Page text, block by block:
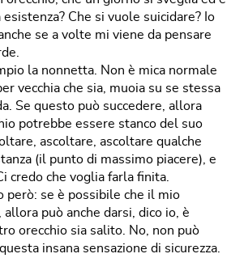
Che si vuole suicidare? Io
se a volte mi viene da pensare
la nonnetta. Non è mica normale
vecchia che sia, muoia su se stessa
Se questo può succedere, allora
potrebbe essere stanco del suo
ascoltare, ascoltare qualche
(il punto di massimo piacere), e
credo che voglia farla finita.
però: se è possibile che il mio
allora può anche darsi, dico io, è
orecchio sia salito. No, non può
insana sensazione di sicurezza.